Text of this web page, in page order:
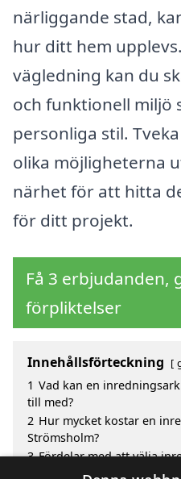
närliggande stad,
hur ditt hem
vägledning kan du
och funktionell miljö
personliga stil.
olika möjligheterna
närhet för att hitta
för ditt projekt.
Få 3 erbjudanden,
förpliktelser
Innehållsförteckning
1 Vad kan en
till med?
2 Hur mycket kostar en
Strömsholm?
3 Fördelar med att välja
Strömsholm